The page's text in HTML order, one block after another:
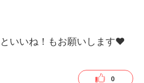
いいね！もお願いします❤
0